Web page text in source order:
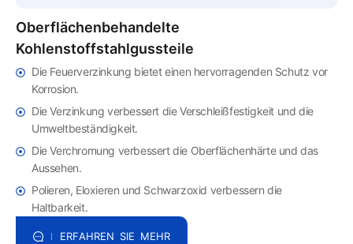
Oberflächenbehandelte
Kohlenstoffstahlgussteile
Die Feuerverzinkung bietet einen hervorragenden Schutz vor
Korrosion.
Die Verzinkung verbessert die Verschleißfestigkeit und die
Umweltbeständigkeit.
Die Verchromung verbessert die Oberflächenhärte und das
Aussehen.
Polieren, Eloxieren und Schwarzoxid verbessern die
Haltbarkeit.
ERFAHREN SIE MEHR